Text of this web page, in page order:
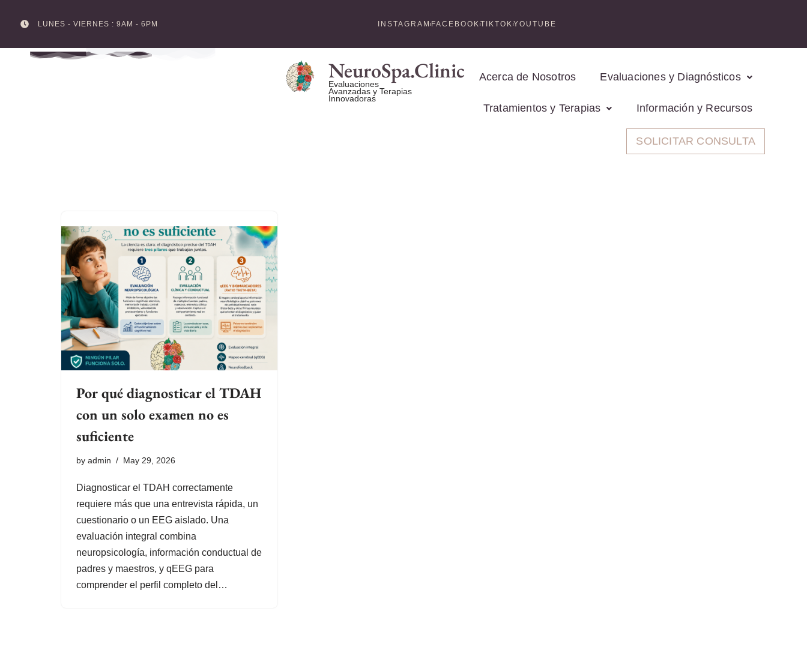
to
LUNES - VIERNES : 9AM - 6PM INSTAGRAM FACEBOOKTIKTOKYOUTUBE
NeuroSpa.Clinic
Evaluaciones
Avanzadas y Terapias
Innovadoras
Acerca de Nosotros Evaluaciones y Diagnósticos
Tratamientos y Terapias Información y Recursos
SOLICITAR CONSULTA
Por qué diagnosticar el TDAH
con un solo examen no es
suficiente
by admin May 29, 2026
Diagnosticar el TDAH correctamente
requiere más que una entrevista rápida, un
cuestionario o un EEG aislado. Una
evaluación integral combina
neuropsicología, información conductual de
padres y maestros, y qEEG para
comprender el perfil completo del…